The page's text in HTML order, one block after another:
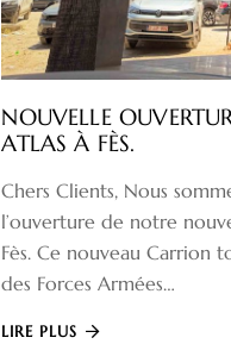
NOUVELLE
ATLAS À FÈS.
Chers Clients, Nous
l’ouverture de notre
Fès. Ce nouveau Carrion
des Forces Armées…
LIRE PLUS